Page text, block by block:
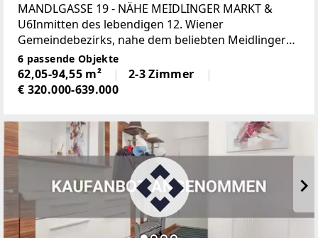
MANDLGASSE 19 - NÄHE MEIDLINGER MARKT &
U6Inmitten des lebendigen 12. Wiener
Gemeindebezirks, nahe dem beliebten Meidlinger
Markt, präsentiert sich dieser gepflegte Altbau
Baujahr 1875 in 1120 Wien, Mandlgasse 19. Die
Liegenschaft
6 passende Objekte
62,05-94,55 m²
2-3 Zimmer
€ 320.000-639.000